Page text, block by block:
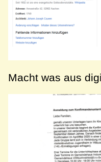
Macht was aus